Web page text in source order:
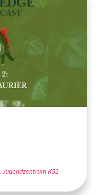
Jugendzentrum K51